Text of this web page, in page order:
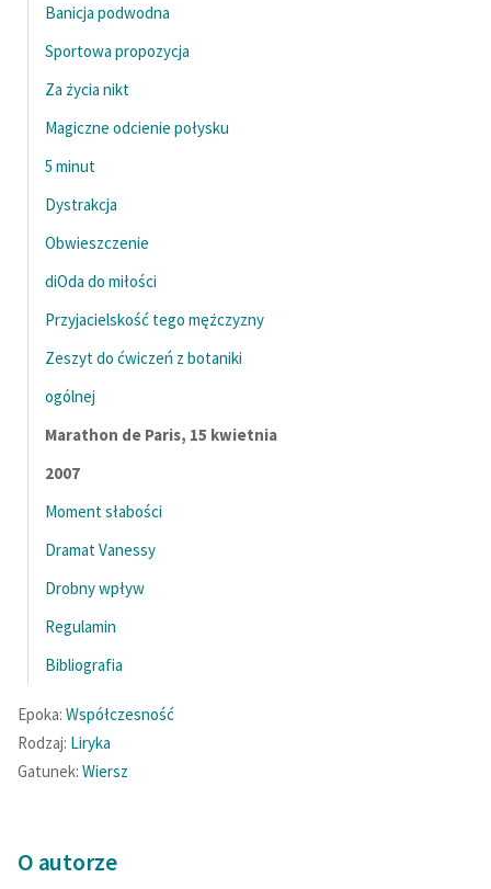
Logotypy
Materiały promocyjne
Dane fundacji i
Regulamin darowizn
Informacja o treściach
Banicja podwodna
Sportowa propozycja
Za życia nikt
Magiczne odcienie połysku
5 minut
Dystrakcja
Obwieszczenie
diOda do miłości
Przyjacielskość tego mężczyzny
Zeszyt do ćwiczeń z botaniki
ogólnej
Marathon de Paris, 15 kwietnia
2007
Moment słabości
Dramat Vanessy
Drobny wpływ
Regulamin
Bibliografia
Epoka: Współczesność
Rodzaj: Liryka
Gatunek: Wiersz
O autorze